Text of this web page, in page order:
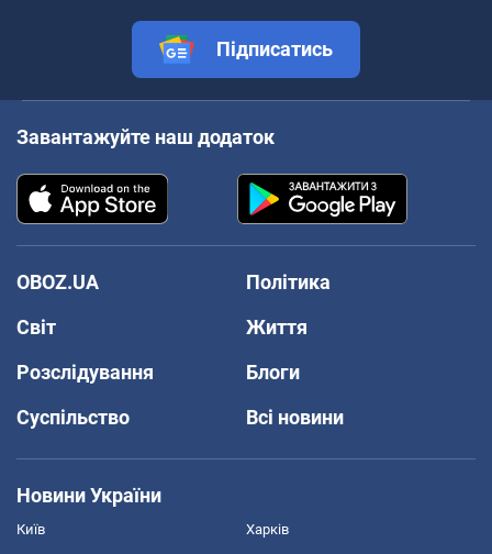
Підписатись
Завантажуйте наш додаток
OBOZ.UA
Політика
Світ
Життя
Розслідування
Блоги
Суспільство
Всі новини
Новини України
Київ Харків